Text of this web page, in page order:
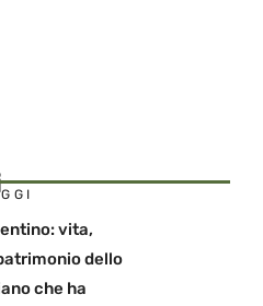
vita,
dello
che ha